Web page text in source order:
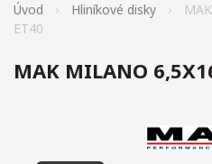
Úvod Hliníkové disky
ET40
MAK MILANO